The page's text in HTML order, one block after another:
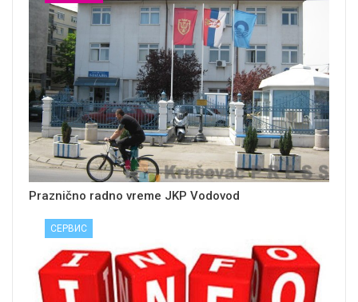
Praznično radno vreme JKP Vodovod
СЕРВИС